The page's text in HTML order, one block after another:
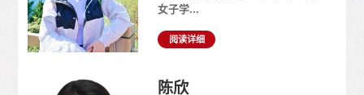
女子学...
阅读详细
陈欣